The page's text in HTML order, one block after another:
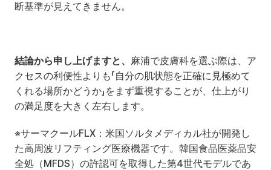
断基準が見えてきません。
結論から申し上げますと、 麻浦で皮膚科を選ぶ際は、ア
クセスの利便性よりも「自分の肌状態を正確に見極めて
くれる場所かどうか」をまず重視することが、仕上がり
の満足度を大きく左右します。
※サーマクールFLX：米国ソルタメディカル社が開発し
た高周波リフティング医療機器です。韓国食品医薬品安
全処（MFDS）の許認可を取得した第4世代モデルであ